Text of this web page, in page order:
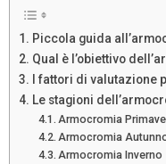
Piccola guida
Qual è l’obiettivo
I fattori di valutazione
Le stagioni
Armocromia
Armocromia
Armocromia Inverno